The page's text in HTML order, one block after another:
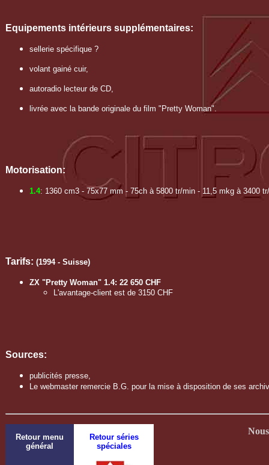
Equipements intérieurs supplémentaires:
sellerie spécifique ?
volant gainé cuir,
autoradio lecteur de CD,
livrée avec la bande originale du film "Pretty Woman".
Motorisation:
1.4: 1360 cm3 - 75x77 mm - 75ch à 5800 tr/min - 11,5 mkg à 3400
Tarifs: (1994 - Suisse)
ZX "Pretty Woman" 1.4: 22 650 CHF
L'avantage-client est de 3150 CHF
Sources:
publicités presse,
Le webmaster remercie B.G. pour la mise à disposition de ses
Retour menu
général
Retour séries
spéciales